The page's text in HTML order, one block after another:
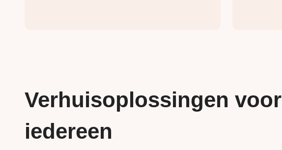
Verhuisoplossingen voor
iedereen